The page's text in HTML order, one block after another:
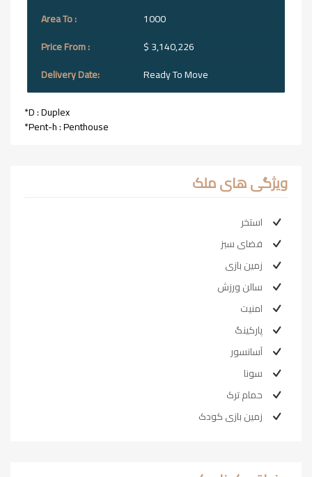
1000
$ 3,140,226
Ready To Move
*D : Duplex
*Pent-h : Penthouse
ویژگی های ملک
استخر
فضای سبز
زمین بازی
سالن ورزش
امنیت
پارکینگ
آسانسور
سونا
حمام ترک
زمین بازی کودک